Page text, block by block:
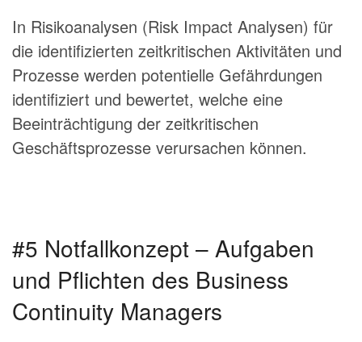
In Risikoanalysen (Risk Impact Analysen) für
die identifizierten zeitkritischen Aktivitäten und
Prozesse werden potentielle Gefährdungen
identifiziert und bewertet, welche eine
Beeinträchtigung der zeitkritischen
Geschäftsprozesse verursachen können.
#5 Notfallkonzept – Aufgaben
und Pflichten des Business
Continuity Managers